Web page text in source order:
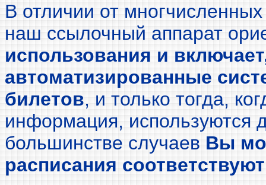
В отличии от
наш ссылочный аппарат
использования и
автоматизированные
билетов, и только тогда,
информация, используются
большинстве случаев Вы
расписания